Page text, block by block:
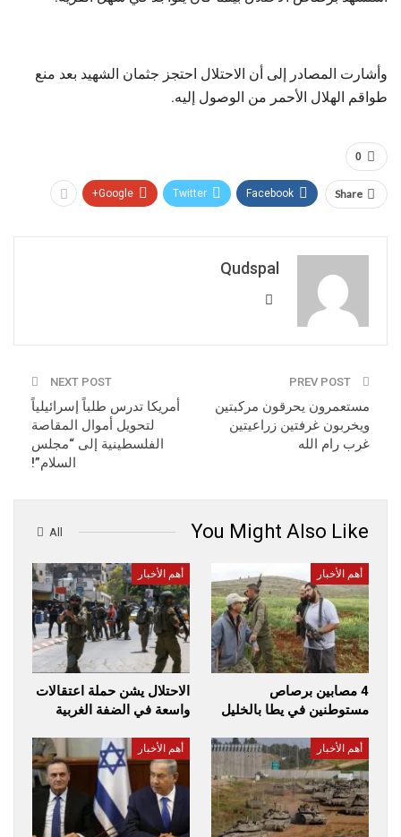
وأشارت المصادر إلى أن الاحتلال احتجز جثمان الشهيد بعد منع
طواقم الهلال الأحمر من الوصول إليه.
0
Share
Facebook
Twitter
Google+
Qudspal
مستعمرون يحرقون مركبتين
ويخربون غرفتين زراعيتين
غرب رام الله
NEXT POST
أمريكا تدرس طلباً إسرائيلياً
لتحويل أموال المقاصة
الفلسطينية إلى “مجلس
السلام”!
All You Might Also Like
أهم الأخبار
4 مصابين برصاص
مستوطنين في يطا بالخليل
أهم الأخبار
الاحتلال يشن حملة اعتقالات
واسعة في الضفة الغربية
أهم الأخبار أهم الأخبار